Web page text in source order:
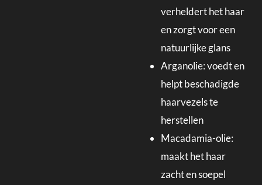
verheldert het haar
en zorgt voor een
natuurlijke glans
Arganolie: voedt en
helpt beschadigde
haarvezels te
herstellen
Macadamia-olie:
maakt het haar
zacht en soepel